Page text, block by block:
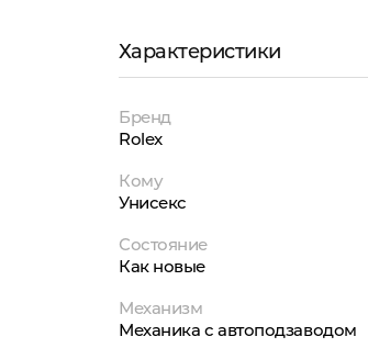
Характеристики
Бренд
Rolex
Кому
Унисекс
Состояние
Как новые
Механизм
Механика с автоподзаводом